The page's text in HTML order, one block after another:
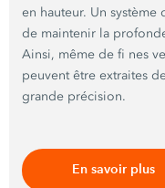
en hauteur. Un
de maintenir la
Ainsi, même de fi nes
peuvent être extraites
grande précision.
En savoir plus